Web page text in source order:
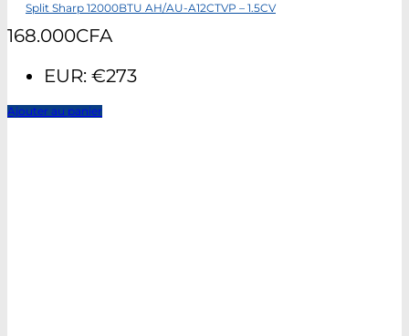
Split Sharp 12000BTU AH/AU-A12CTVP – 1.5CV
168.000CFA
EUR: €273
Ajouter au panier